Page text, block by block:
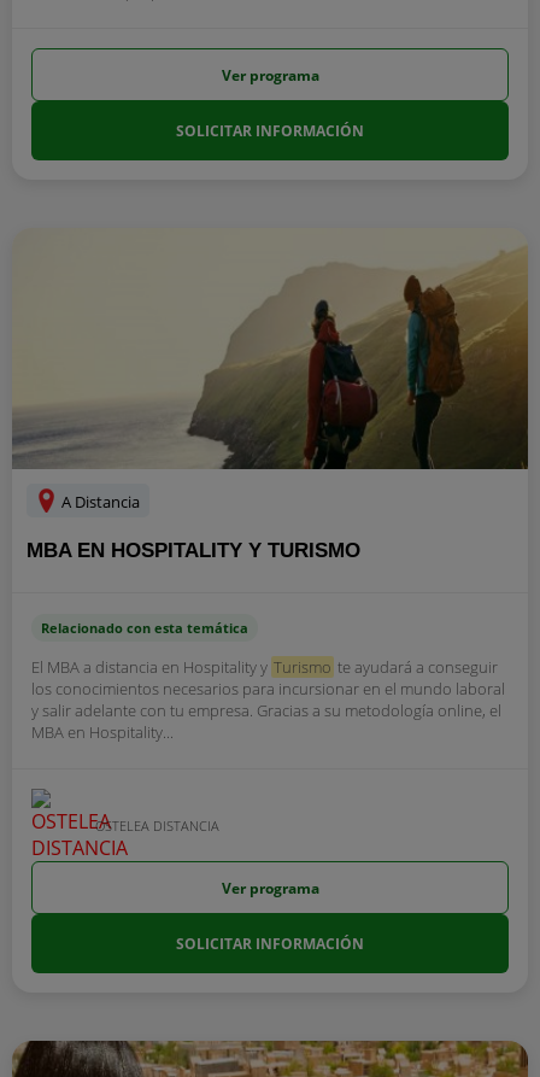
Ver programa
SOLICITAR INFORMACIÓN
A Distancia
MBA EN HOSPITALITY Y TURISMO
Relacionado con esta temática
El MBA a distancia en Hospitality y Turismo te ayudará a conseguir
los conocimientos necesarios para incursionar en el mundo laboral
y salir adelante con tu empresa. Gracias a su metodología online, el
MBA en Hospitality...
OSTELEA DISTANCIA
Ver programa
SOLICITAR INFORMACIÓN